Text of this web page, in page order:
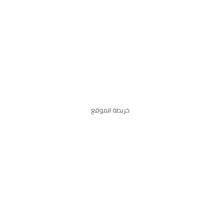
خريطة الموقع